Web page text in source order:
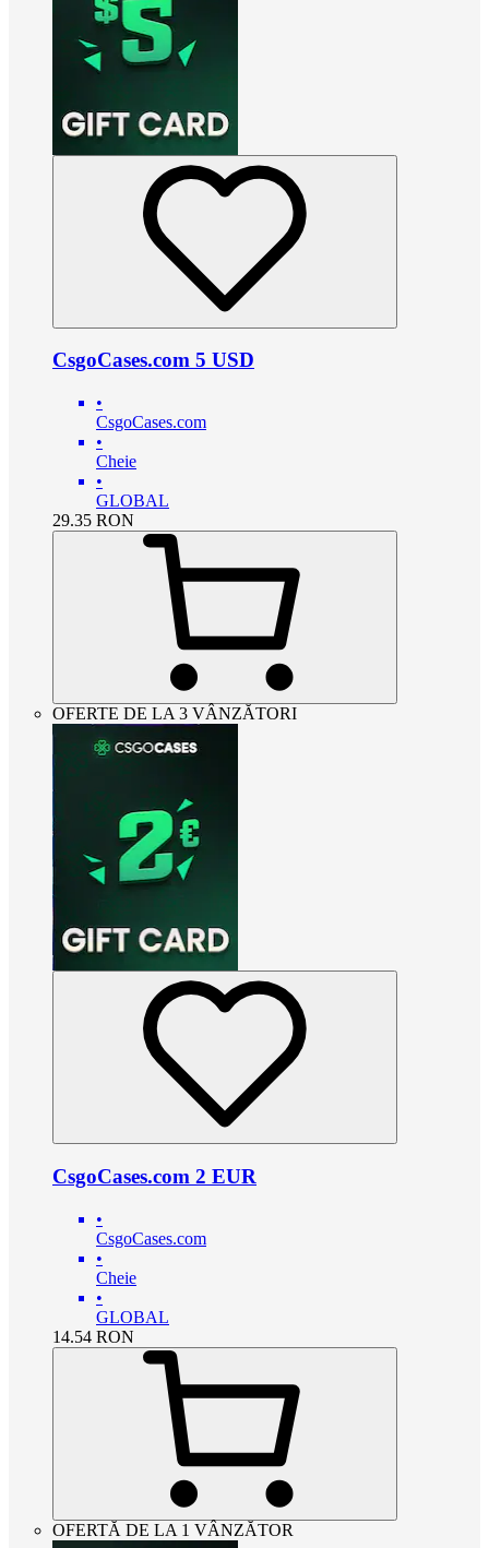
CsgoCases.com 5 USD
•
CsgoCases.com
•
Cheie
•
GLOBAL
29.35 RON
OFERTE DE LA 3 VÂNZĂTORI
CsgoCases.com 2 EUR
•
CsgoCases.com
•
Cheie
•
GLOBAL
14.54 RON
OFERTĂ DE LA 1 VÂNZĂTOR